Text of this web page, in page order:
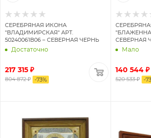
СЕРЕБРЯНАЯ ИКОНА
"ВЛАДИМИРСКАЯ" АРТ.
50240061В06 – СЕВЕРНАЯ ЧЕРНЬ
Достаточно
217 315 ₽
804 872 ₽ -73%
СЕВЕРНАЯ
Мало
140 544 ₽
520 533 ₽ -73